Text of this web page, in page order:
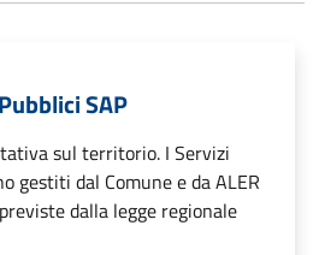
SAP
sul territorio. I Servizi
gestiti dal Comune e da ALER
dalla legge regionale